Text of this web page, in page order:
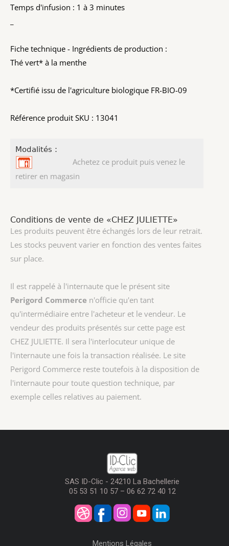
Temps d'infusion : 1 à 3 minutes
Fiche technique - Ingrédients de production :
Thé vert* à la menthe
*Certifié issu de l'agriculture biologique FR-BIO-09
Référence produit SKU : 13041
Modalités :
Achetez ce produit puis venez le
retirer en magasin
Conditions de vente de «CHEZ JULIETTE»
Les produits peuvent être échangés lors de leur retrait.
Les stocks peuvent varier en fonction des ventes faites
sur place.
Il est rappelé à l'internaute que le présent site
Perigord Commerce n'officie qu'en tant
qu'intermédiaire entre l'acheteur et le vendeur. Le
vendeur des produits présentés sur cette page est
CHEZ JULIETTE. Il sera l'interlocuteur unique de
l'internaute une fois la transaction réalisée. Le site
Perigord Commerce reste toutefois à la disposition de
l'internaute pour toute question technique, par
exemple celles relatives au paiement.
SAS ID-Clic - 24210 La Bachellerie
05 53 51 10 57 – 06 62 72 40 12
Mentions Légales